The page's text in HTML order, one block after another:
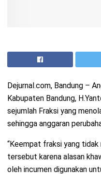
Dejurnal.com, Bandung –
Kabupaten Bandung,
sejumlah Fraksi yang
sehingga anggaran
“Keempat fraksi yang tidak
tersebut karena alasan
oleh incumen digunakan